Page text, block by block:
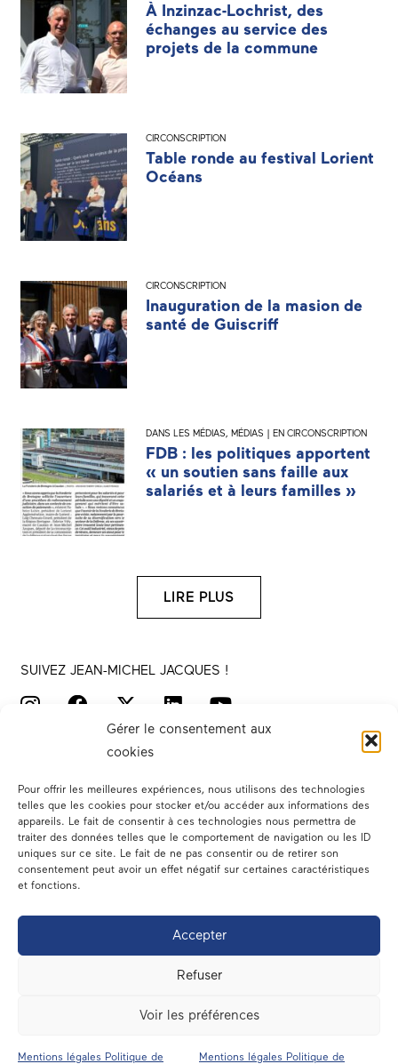
Gérer le consentement aux
cookies
Pour offrir les meilleures expériences, nous utilisons des technologies
telles que les cookies pour stocker et/ou accéder aux informations des
appareils. Le fait de consentir à ces technologies nous permettra de
traiter des données telles que le comportement de navigation ou les ID
uniques sur ce site. Le fait de ne pas consentir ou de retirer son
consentement peut avoir un effet négatif sur certaines caractéristiques
et fonctions.
Accepter
Refuser
Voir les préférences
Mentions légales Politique de Mentions légales Politique de
À Inzinzac-Lochrist, des
échanges au service des
projets de la commune
CIRCONSCRIPTION
Table ronde au festival Lorient
Océans
CIRCONSCRIPTION
Inauguration de la masion de
santé de Guiscriff
DANS LES MÉDIAS, MÉDIAS | EN CIRCONSCRIPTION
FDB : les politiques apportent
« un soutien sans faille aux
salariés et à leurs familles »
LIRE PLUS
SUIVEZ JEAN-MICHEL JACQUES !
Votre député
Dans les médias
En circonscription
A l’assemblée
Contact